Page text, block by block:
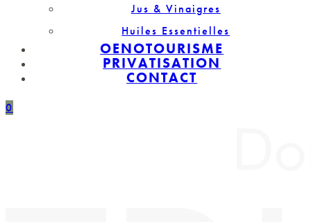
Jus & Vinaigres
Huiles Essentielles
OENOTOURISME
PRIVATISATION
CONTACT
0